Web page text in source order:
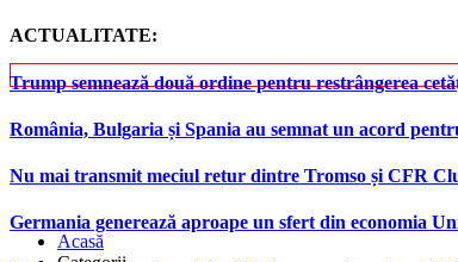
ACTUALITATE:
Trump semnează două ordine pentru restrângerea
România, Bulgaria și Spania au semnat un acord
Nu mai transmit meciul retur dintre Tromso și CFR
Germania generează aproape un sfert din economia
Acasă